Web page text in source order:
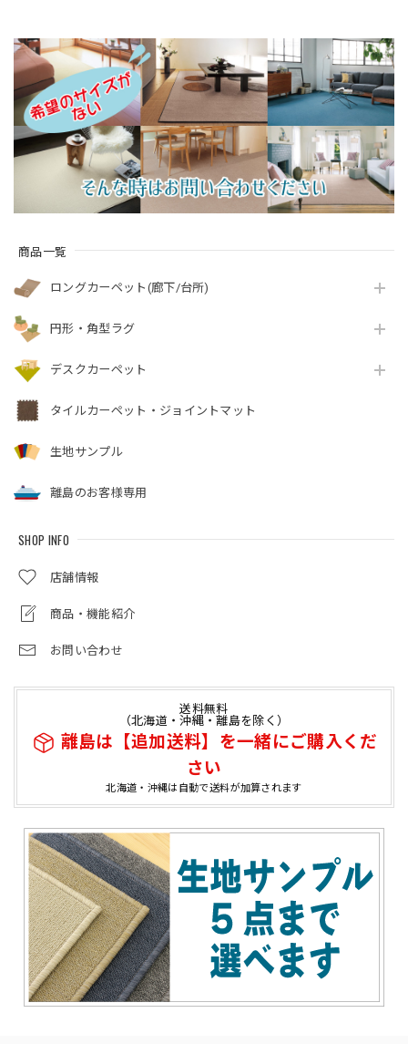
商品一覧
ロングカーペット(廊下/台所)
円形・角型ラグ
デスクカーペット
タイルカーペット・ジョイントマット
生地サンプル
離島のお客様専用
SHOP INFO
店舗情報
商品・機能紹介
お問い合わせ
送料無料
（北海道・沖縄・離島を除く）
離島は【追加送料】を一緒にご購入くだ
さい
北海道・沖縄は自動で送料が加算されます
元を90％以上カッ
ト！インテリアコー
ディネートしやすい
シンプルな無地ルー
プタイプ 全3色 防炎
ラベル付『アスポッ
プル/PPL』
ルトン織カーペット
全4色 防炎ラベル付
『アスレヴー
ル/REV』